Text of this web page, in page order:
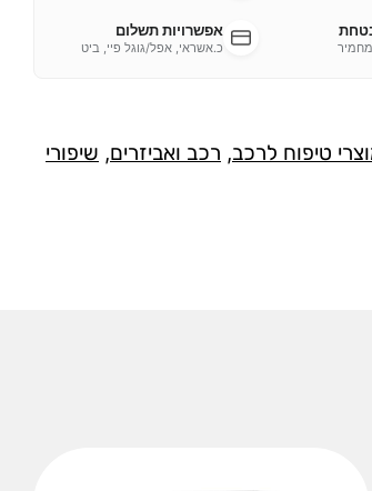
אפשרויות תשלום
כ.אשראי, אפל/גוגל פיי, ביט
טיפוח לרכב, רכב ואביזרים, שיפורי